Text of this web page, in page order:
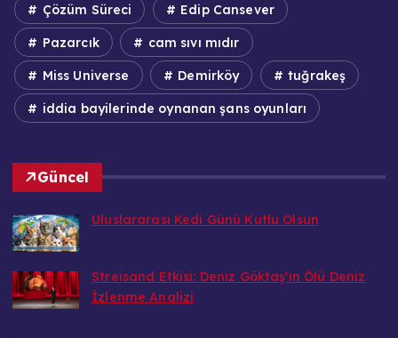
Çözüm Süreci Edip Cansever
Pazarcık cam sıvı mıdır
Miss Universe Demirköy tuğrakeş
iddia bayilerinde oynanan şans oyunları
Güncel
Uluslararası Kedi Günü Kutlu Olsun
Streisand Etkisi: Deniz Göktaş'ın Ölü Deniz
İzlenme Analizi